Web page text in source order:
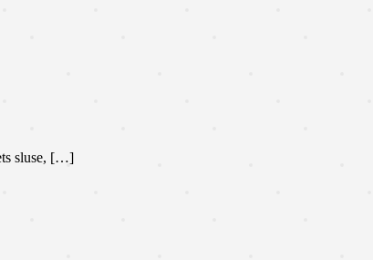
sluse, […]